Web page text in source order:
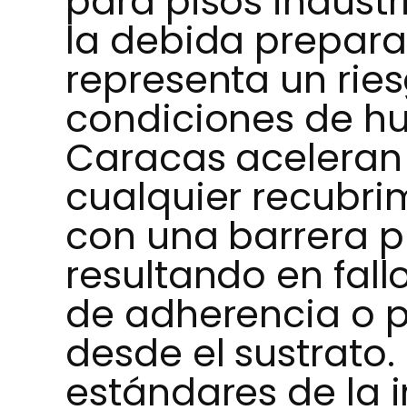
la debida
representa un
condiciones de
Caracas
cualquier
con una barrera
resultando en
de adherencia o
desde el
estándares de la